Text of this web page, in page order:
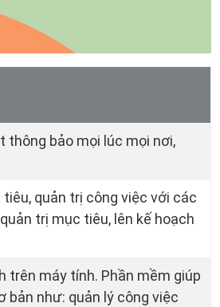
thông bảo mọi lúc mọi nơi,
quản trị công việc với các
trị mục tiêu, lên kế hoạch
trên máy tính. Phần mềm giúp
bản như: quản lý công việc